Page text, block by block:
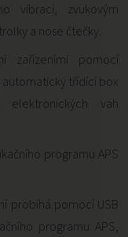
vibrací, zvukovým
a nose čtečky.
zařízeními pomocí
třídící box
vah
programu APS
probíhá pomocí USB
programu APS,